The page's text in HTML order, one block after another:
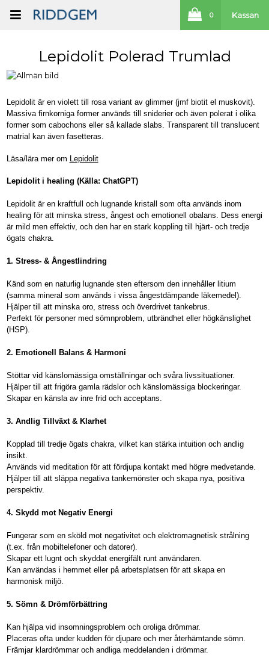
0 Kassan
Lepidolit Polerad Trumlad
Lepidolit är en violett till rosa variant av glimmer (jmf biotit el muskovit).
Massiva firnkorniga former används till sniderier och även polerat i olika
former som cabochons eller så kallade slabs. Transparent till translucent
matrial kan även fasetteras.
Läsa/lära mer om Lepidolit
Lepidolit i healing (Källa: ChatGPT)
Lepidolit är en kraftfull och lugnande kristall som ofta används inom
healing för att minska stress, ångest och emotionell obalans. Dess energi
är mild men effektiv, och den har en stark koppling till hjärt- och tredje
ögats chakra.
1. Stress- & Ångestlindring
Känd som en naturlig lugnande sten eftersom den innehåller litium
(samma mineral som används i vissa ångestdämpande läkemedel).
Hjälper till att minska oro, stress och överdrivet tankebrus.
Perfekt för personer med sömnproblem, utbrändhet eller högkänslighet
(HSP).
2. Emotionell Balans & Harmoni
Stöttar vid känslomässiga omställningar och svåra livssituationer.
Hjälper till att frigöra gamla rädslor och känslomässiga blockeringar.
Skapar en känsla av inre frid och acceptans.
3. Andlig Tillväxt & Klarhet
Kopplad till tredje ögats chakra, vilket kan stärka intuition och andlig
insikt.
Används vid meditation för att fördjupa kontakt med högre medvetande.
Hjälper till att släppa negativa tankemönster och skapa nya, positiva
perspektiv.
4. Skydd mot Negativ Energi
Fungerar som en sköld mot negativitet och elektromagnetisk strålning
(t.ex. från mobiltelefoner och datorer).
Skapar ett lugnt och skyddat energifält runt användaren.
Kan användas i hemmet eller på arbetsplatsen för att skapa en
harmonisk miljö.
5. Sömn & Drömförbättring
Kan hjälpa vid insomningsproblem och oroliga drömmar.
Placeras ofta under kudden för djupare och mer återhämtande sömn.
Främjar klardrömmar och andliga meddelanden i drömmar.